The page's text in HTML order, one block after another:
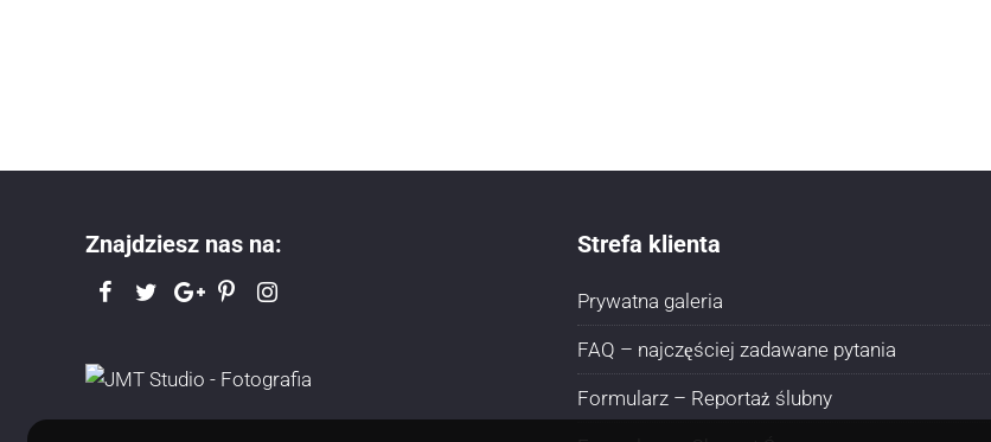
Znajdziesz nas na: Strefa klienta
Prywatna galeria
FAQ – najczęściej zadawane pytania
Formularz – Reportaż ślubny